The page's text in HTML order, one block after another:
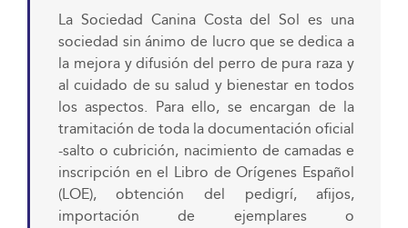
La Sociedad Canina Costa del Sol es una
sociedad sin ánimo de lucro que se dedica a
la mejora y difusión del perro de pura raza y
al cuidado de su salud y bienestar en todos
los aspectos. Para ello, se encargan de la
tramitación de toda la documentación oficial
-salto o cubrición, nacimiento de camadas e
inscripción en el Libro de Orígenes Español
(LOE), obtención del pedigrí, afijos,
importación de ejemplares o